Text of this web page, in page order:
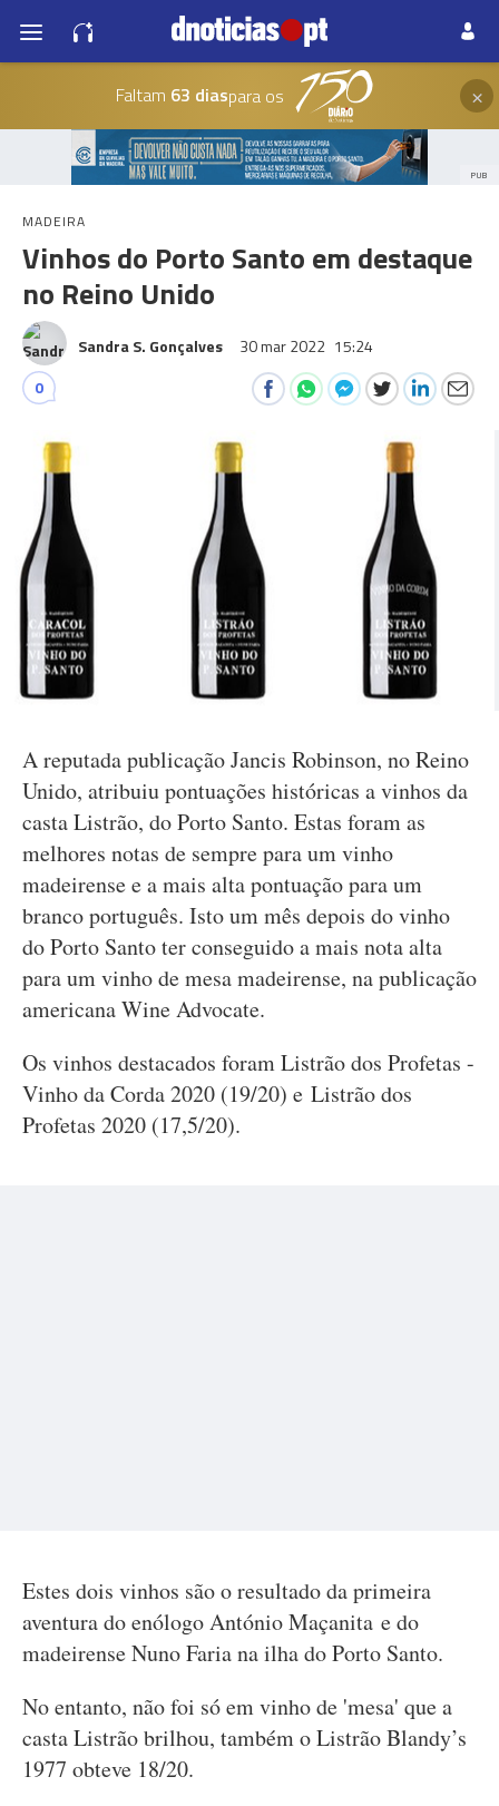
Faltam 63 diaspara os ×
PUB
MADEIRA
Vinhos do Porto Santo em destaque
no Reino Unido
Sandra S. Gonçalves 30 mar 2022 15:24
0
A reputada publicação Jancis Robinson, no Reino
Unido, atribuiu pontuações históricas a vinhos da
casta Listrão, do Porto Santo. Estas foram as
melhores notas de sempre para um vinho
madeirense e a mais alta pontuação para um
branco português. Isto um mês depois do vinho
do Porto Santo ter conseguido a mais nota alta
para um vinho de mesa madeirense, na publicação
americana Wine Advocate.
Os vinhos destacados foram Listrão dos Profetas -
Vinho da Corda 2020 (19/20) e Listrão dos
Profetas 2020 (17,5/20).
Estes dois vinhos são o resultado da primeira
aventura do enólogo António Maçanita e do
madeirense Nuno Faria na ilha do Porto Santo.
No entanto, não foi só em vinho de 'mesa' que a
casta Listrão brilhou, também o Listrão Blandy’s
1977 obteve 18/20.